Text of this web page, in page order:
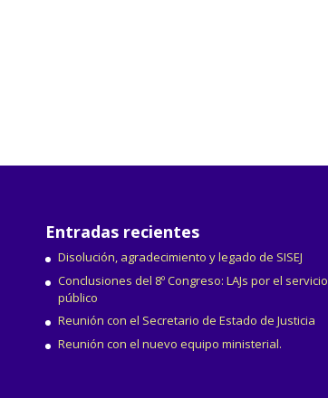
Entradas recientes
Disolución, agradecimiento y legado de SISEJ
Conclusiones del 8º Congreso: LAJs por el servicio
público
Reunión con el Secretario de Estado de Justicia
Reunión con el nuevo equipo ministerial.